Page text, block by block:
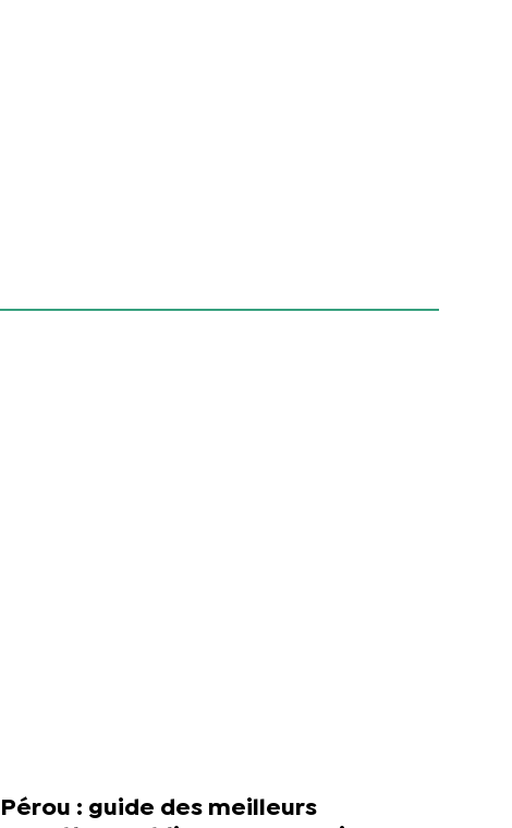
Pérou : guide des meilleurs